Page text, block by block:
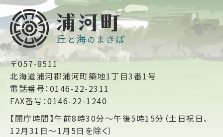
〒057-8511
北海道浦河郡浦河町築地1丁目3番1号
電話番号：0146-22-2311
FAX番号：0146-22-1240
【開庁時間】午前8時30分～午後5時15分（土日祝日、
12月31日～1月5日を除く）